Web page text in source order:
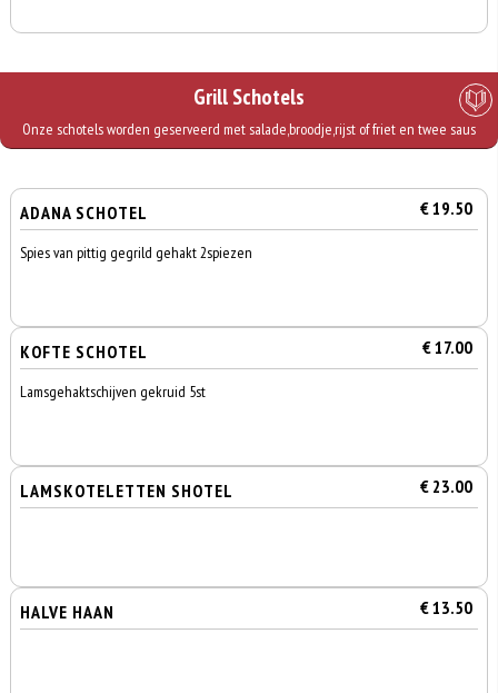
Grill Schotels
Onze schotels worden geserveerd met salade,broodje,rijst of friet en twee saus
ADANA SCHOTEL € 19.50
Spies van pittig gegrild gehakt 2spiezen
KOFTE SCHOTEL € 17.00
Lamsgehaktschijven gekruid 5st
LAMSKOTELETTEN SHOTEL € 23.00
HALVE HAAN € 13.50